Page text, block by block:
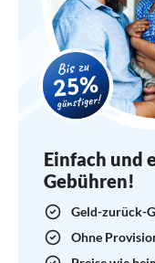
Einfach und
Gebühren!
Geld-zurück-
Ohne